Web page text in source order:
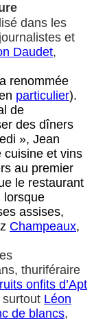
dans les
et
Daudet,
renommée
particulier).
de
des dîners
», Jean
cuisine et vins
au premier
le restaurant
lorsque
assises,
Champeaux,
thuriféraire
onfits d’Apt
Léon
de blancs,